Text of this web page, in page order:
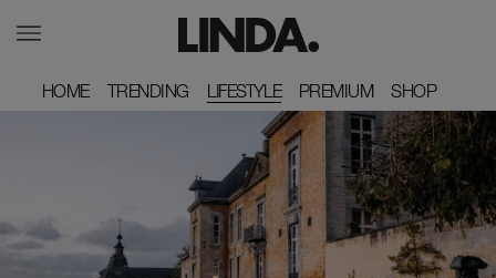
HOME
HOME TRENDING
TRENDING LIFESTYLE PREMIUM
PREMIUM SHOP
SHOP